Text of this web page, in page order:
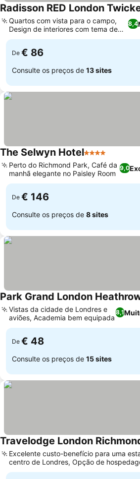
Radisson RED London
8,4
Quartos com vista para o campo,
Design de interiores com tema de
rugby
De € 86
Consulte os preços de 13 sites
The Selwyn Hotel4 Estrelas
9,0
Perto do Richmond Park, Café da
manhã elegante no Paisley Room
De € 146
Consulte os preços de 8 sites
Park Grand London
8,1
Vistas da cidade de Londres e
aviões, Academia bem equipada
De € 48
Consulte os preços de 15 sites
Travelodge London
Excelente custo-benefício para uma
centro de Londres, Opção de
aceita cães